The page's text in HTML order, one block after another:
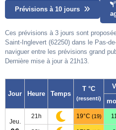
Prévisions à 10 jours
Ces prévisions à 3 jours sont
Saint-Inglevert (62250) dans le Pas-
naviguer entre les prévisions grand
Dernière mise à jour à 21h13.
Jour Heure Temps
T °C
(ressenti)
Jeu.
21h 19°C (19)